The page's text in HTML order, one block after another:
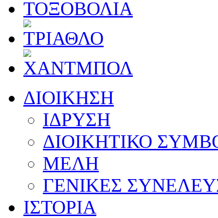
ΔΙΟΙΚΗΣΗ
ΙΔΡΥΣΗ
ΔΙΟΙΚΗΤΙΚΟ
ΜΕΛΗ
ΓΕΝΙΚΕΣ
ΙΣΤΟΡΙΑ